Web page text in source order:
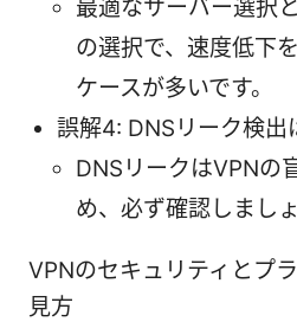
最適なサーバー選択
の選択で、速度低下
ケースが多いです。
誤解4: DNSリーク検出
DNSリークはVPNの
め、必ず確認しましょ
VPNのセキュリティとプ
見方